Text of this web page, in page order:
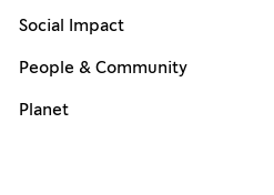
Social Impact
People & Community
Planet